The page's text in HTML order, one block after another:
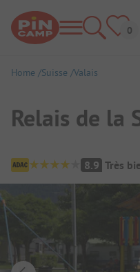
Home Suisse Valais
Relais de la
Aperçu du8.9 Très